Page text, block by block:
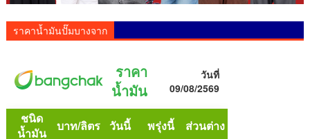
ราคาน้ำมันปั๊มบางจาก